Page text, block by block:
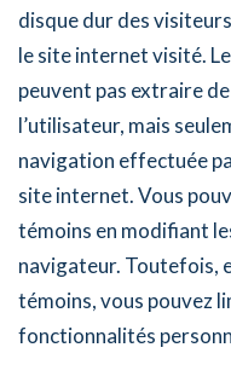
disque dur des
le site internet visité.
peuvent pas extraire
l’utilisateur, mais
navigation effectuée
site internet. Vous
témoins en modifiant
navigateur. Toutefois,
témoins, vous pouvez
fonctionnalités